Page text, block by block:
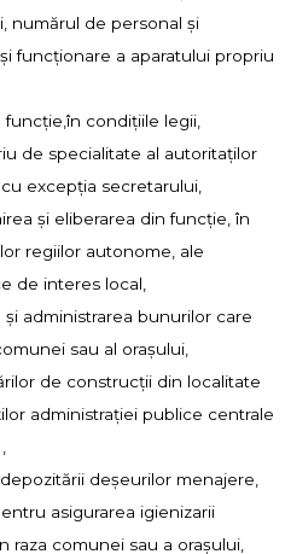
numărul de personal şi
funcţionare a aparatului propriu
condiţiile legii,
de specialitate al autoritaţilor
excepţia secretarului,
şi eliberarea din funcţie, în
regiilor autonome, ale
de interes local,
administrarea bunurilor care
sau al oraşului,
de construcţii din localitate
administraţiei publice centrale
deşeurilor menajere,
asigurarea igienizarii
raza comunei sau a oraşului,